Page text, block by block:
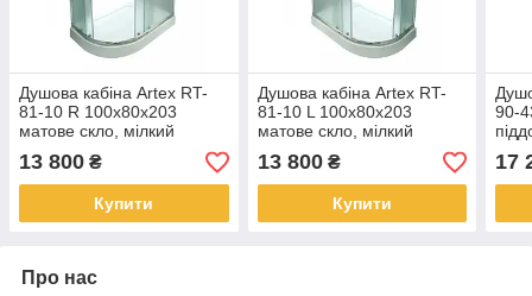
Душова кабіна Artex RT-
81-10 R 100x80x203
матове скло, мілкий
піддон
13 800 ₴
Купити
Душова кабіна Artex RT-
81-10 L 100x80x203
матове скло, мілкий
піддон
13 800₴
Купити
90-
17
Про нас